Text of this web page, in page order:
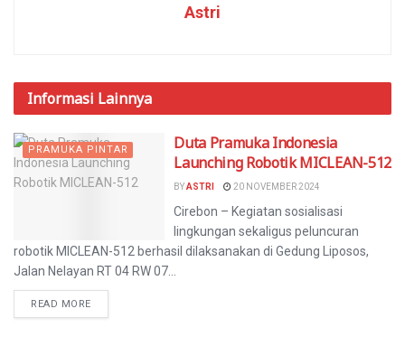
Astri
Informasi Lainnya
PRAMUKA PINTAR
Duta Pramuka Indonesia
Launching Robotik MICLEAN-512
BYASTRI 20 NOVEMBER 2024
Cirebon – Kegiatan sosialisasi
lingkungan sekaligus peluncuran
robotik MICLEAN-512 berhasil dilaksanakan di Gedung Liposos,
Jalan Nelayan RT 04 RW 07...
READ MORE